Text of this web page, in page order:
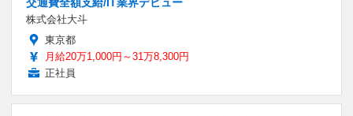
株式会社大斗
東京都
月給20万1,000円～31万8,300円
正社員